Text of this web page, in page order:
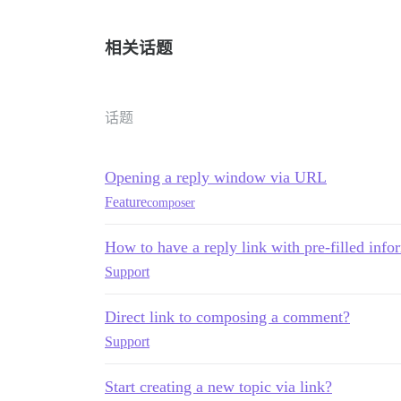
相关话题
话题
Opening a reply window via URL
Featurecomposer
How to have a reply link with pre-filled
Support
Direct link to composing a comment?
Support
Start creating a new topic via link?